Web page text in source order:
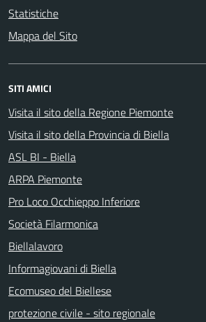
Statistiche
Mappa del Sito
SITI AMICI
Visita il sito della Regione Piemonte
Visita il sito della Provincia di Biella
ASL BI - Biella
ARPA Piemonte
Pro Loco Occhieppo Inferiore
Società Filarmonica
Biellalavoro
Informagiovani di Biella
Ecomuseo del Biellese
protezione civile - sito regionale